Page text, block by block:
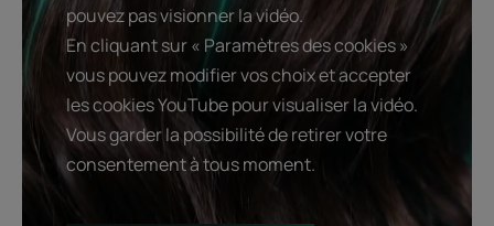
pouvez pas visionner la vidéo.
En cliquant sur « Paramètres des cookies »
vous pouvez modifier vos choix et accepter
les cookies YouTube pour visualiser la vidéo.
Vous garder la possibilité de retirer votre
consentement à tous moment.